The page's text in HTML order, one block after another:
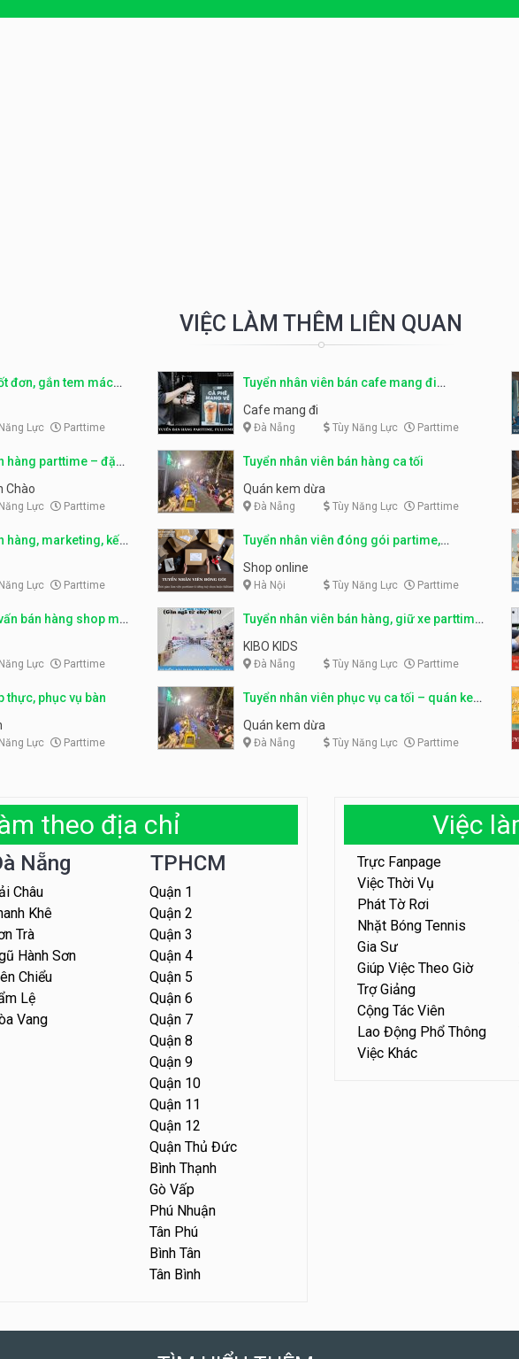
VIỆC LÀM THÊM LIÊN QUAN
đơn, gắn tem mác
Lực Parttime
Tuyển nhân viên bán cafe mang đi
parttime, fulltime
Cafe mang đi
Đà Nẵng Tùy Năng Lực Parttime
hàng parttime – đặc
Chào
Lực Parttime
Tuyển nhân viên bán hàng ca tối
Quán kem dừa
Đà Nẵng Tùy Năng Lực Parttime
hàng, marketing, kế
fulltime
Lực Parttime
Tuyển nhân viên đóng gói partime,
fulltime
Shop online
Hà Nội Tùy Năng Lực Parttime
bán hàng shop mỹ
Lực Parttime
Tuyển nhân viên bán hàng, giữ xe parttime
– Kibo Kid
KIBO KIDS
Đà Nẵng Tùy Năng Lực Parttime
thực, phục vụ bàn
Lực Parttime
Tuyển nhân viên phục vụ ca tối – quán kem
dừa
Quán kem dừa
Đà Nẵng Tùy Năng Lực Parttime
theo địa chỉ
Nẵng
Châu
Khê
Trà
Hành Sơn
Chiểu
Lệ
Vang
TPHCM
Quận 1
Quận 2
Quận 3
Quận 4
Quận 5
Quận 6
Quận 7
Quận 8
Quận 9
Quận 10
Quận 11
Quận 12
Quận Thủ Đức
Bình Thạnh
Gò Vấp
Phú Nhuận
Tân Phú
Bình Tân
Tân Bình
Việc
Trực Fanpage
Việc Thời Vụ
Phát Tờ Rơi
Nhặt Bóng Tennis
Gia Sư
Giúp Việc Theo Giờ
Trợ Giảng
Cộng Tác Viên
Lao Động Phổ Thông
Việc Khác